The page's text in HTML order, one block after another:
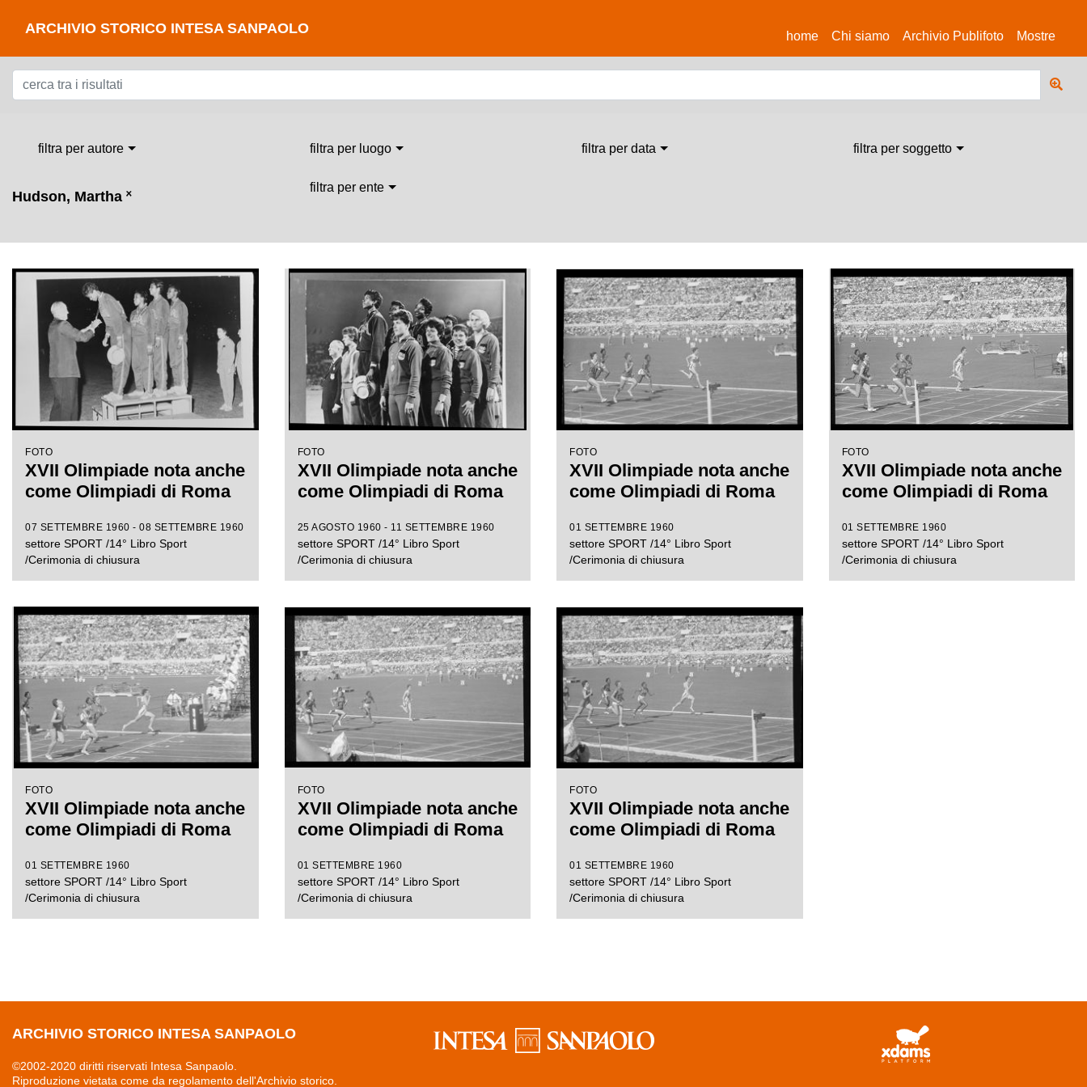
ARCHIVIO STORICO INTESA SANPAOLO home(current)
Chi siamo Archivio Publifoto Mostre
filtra per autore filtra per luogo filtra per data filtra per soggetto
Hudson, Martha ˟
filtra per ente
FOTO
XVII Olimpiade nota anche
come Olimpiadi di Roma
07 SETTEMBRE 1960 - 08 SETTEMBRE 1960
settore SPORT /14° Libro Sport
/Cerimonia di chiusura
FOTO
XVII Olimpiade nota anche
come Olimpiadi di Roma
25 AGOSTO 1960 - 11 SETTEMBRE 1960
settore SPORT /14° Libro Sport
/Cerimonia di chiusura
FOTO
XVII Olimpiade nota anche
come Olimpiadi di Roma
01 SETTEMBRE 1960
settore SPORT /14° Libro Sport
/Cerimonia di chiusura
FOTO
XVII Olimpiade nota anche
come Olimpiadi di Roma
01 SETTEMBRE 1960
settore SPORT /14° Libro Sport
/Cerimonia di chiusura
FOTO
XVII Olimpiade nota anche
come Olimpiadi di Roma
01 SETTEMBRE 1960
settore SPORT /14° Libro Sport
/Cerimonia di chiusura
FOTO
XVII Olimpiade nota anche
come Olimpiadi di Roma
01 SETTEMBRE 1960
settore SPORT /14° Libro Sport
/Cerimonia di chiusura
FOTO
XVII Olimpiade nota anche
come Olimpiadi di Roma
01 SETTEMBRE 1960
settore SPORT /14° Libro Sport
/Cerimonia di chiusura
ARCHIVIO STORICO INTESA SANPAOLO
©2002-2020 diritti riservati Intesa Sanpaolo.
Riproduzione vietata come da regolamento dell'Archivio storico.